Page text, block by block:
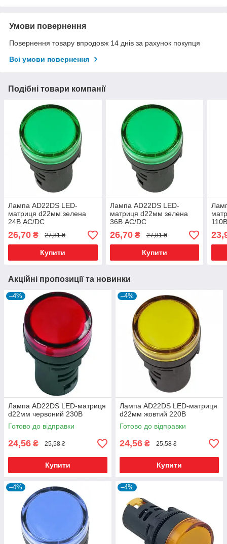
Умови повернення
Повернення товару впродовж 14 днів за рахунок покупця
Всі умови повернення
Подібні товари компанії
Лампа AD22DS LED-
матриця d22мм зелена
24В AC/DC
26,70 ₴ 27,81 ₴
Купити
Лампа AD22DS LED-
матриця d22мм зелена
36В AC/DC
26,70₴ 27,81 ₴
Купити
Акційні пропозиції та новинки
–4%
Лампа AD22DS LED-матриця
d22мм червоний 230В
Готово до відправки
24,56 ₴ 25,58 ₴
Купити
–4%
Лампа AD22DS LED-матриця
d22мм жовтий 220В
Готово до відправки
24,56 ₴ 25,58 ₴
Купити
–4% –4%